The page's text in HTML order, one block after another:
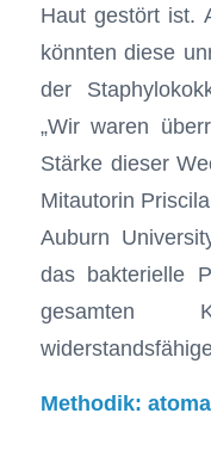
Haut gestört ist.
könnten diese
der
„Wir waren
Stärke dieser
Mitautorin
Auburn
das bakterielle
gesamten
Methodik: